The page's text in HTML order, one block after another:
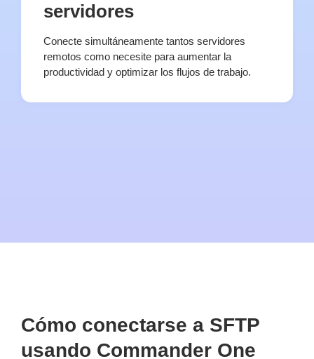
servidores
Conecte simultáneamente tantos servidores
remotos como necesite para aumentar la
productividad y optimizar los flujos de trabajo.
Cómo conectarse a SFTP
usando Commander One